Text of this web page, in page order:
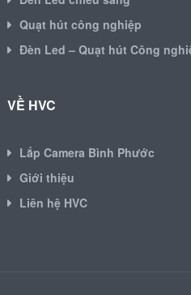
Quạt hút công nghiệp
Đèn Led – Quạt hút Công
VỀ HVC
Lắp Camera Bình Phước
Giới thiệu
Liên hệ HVC